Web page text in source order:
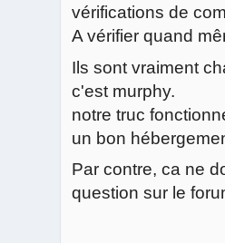
vérifications de
A vérifier quand
Ils sont vraiment
c'est murphy.
notre truc
un bon
Par contre, ca ne
question sur le